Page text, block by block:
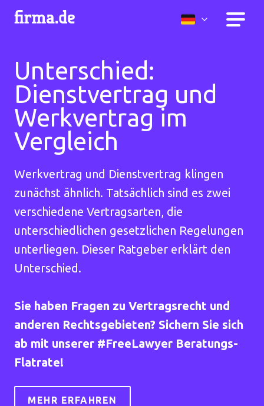
Unterschied:
Dienstvertrag und
Werkvertrag im
Vergleich
Werkvertrag und Dienstvertrag klingen
zunächst ähnlich. Tatsächlich sind es zwei
verschiedene Vertragsarten, die
unterschiedlichen gesetzlichen Regelungen
unterliegen. Dieser Ratgeber erklärt den
Unterschied.
Sie haben Fragen zu Vertragsrecht und
anderen Rechtsgebieten? Sichern Sie sich
ab mit unserer #FreeLawyer Beratungs-
Flatrate!
MEHR ERFAHREN